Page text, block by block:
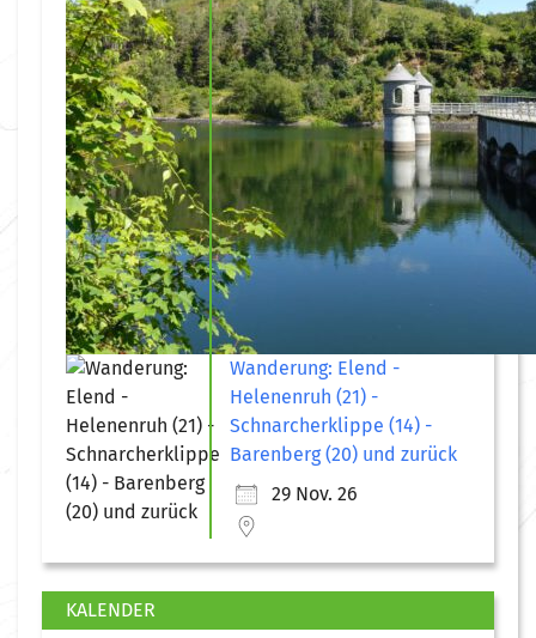
Wanderung: Elend -
Helenenruh (21) -
Schnarcherklippe (14) -
Barenberg (20) und zurück
29 Nov. 26
KALENDER